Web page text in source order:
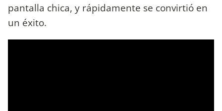
pantalla chica, y rápidamente se convirtió en
un éxito.